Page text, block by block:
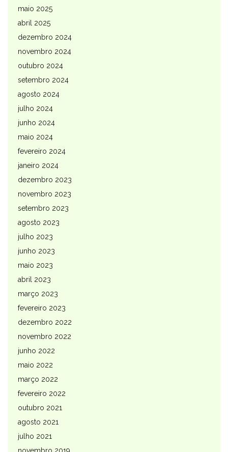
maio 2025
abril 2025
dezembro 2024
novembro 2024
outubro 2024
setembro 2024
agosto 2024
julho 2024
junho 2024
maio 2024
fevereiro 2024
janeiro 2024
dezembro 2023
novembro 2023
setembro 2023
agosto 2023
julho 2023
junho 2023
maio 2023
abril 2023
março 2023
fevereiro 2023
dezembro 2022
novembro 2022
junho 2022
maio 2022
março 2022
fevereiro 2022
outubro 2021
agosto 2021
julho 2021